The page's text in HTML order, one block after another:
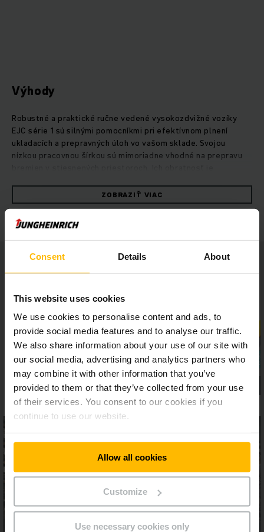
Consent Details About
This website uses cookies
We use cookies to personalise content and ads, to
provide social media features and to analyse our traffic.
We also share information about your use of our site with
our social media, advertising and analytics partners who
may combine it with other information that you’ve
provided to them or that they’ve collected from your use
of their services. You consent to our cookies if you
continue to use our website.
Allow all cookies
Customize
Use necessary cookies only
Výhody
Robustné a praktické ručne vedené vysokozdvižné vozíky
EJC série 1 sú silnými pomocníkmi pri efektívnom plnení
ukladacích a prepravných úloh vo vašom sklade. Svojou
nízkou pracovnou šírkou sú mimoriadne vhodné na prepravu
bezpečné manévrovanie so vztýčeným ojom. Multifunkčné
oje je intuitívne a ovládateľné obojručne, pričom obsluhe
umožňuje plne sa sústrediť na svoje pracovné úlohy. To
prispieva k väčšej bezpečnosti vo vašom sklade. Na
flexibilné použitie možno vozíky EJC série 1 voliteľne vybaviť
integrovaným nabíjačom, ktorý batérie s dlhou životnosťou
ZOBRAZIŤ VIAC